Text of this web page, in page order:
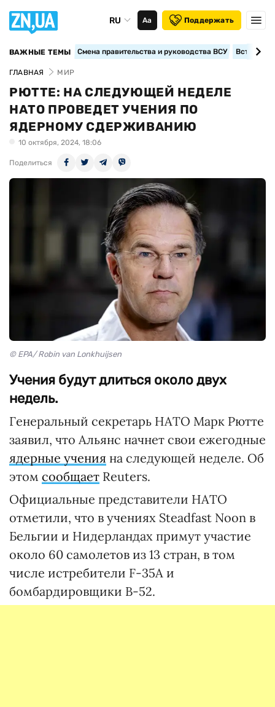
RU Аа Поддержать
ВАЖНЫЕ ТЕМЫ Смена правительства и руководства ВСУ
ГЛАВНАЯ МИР
РЮТТЕ: НА СЛЕДУЮЩЕЙ НЕДЕЛЕ
НАТО ПРОВЕДЕТ УЧЕНИЯ ПО
ЯДЕРНОМУ СДЕРЖИВАНИЮ
10 октября, 2024, 18:06
Поделиться
© EPA/ Robin van Lonkhuijsen
Учения будут длиться около двух
недель.
Генеральный секретарь НАТО Марк Рютте
заявил, что Альянс начнет свои ежегодные
ядерные учения на следующей неделе. Об
этом сообщает Reuters.
Официальные представители НАТО
отметили, что в учениях Steadfast Noon в
Бельгии и Нидерландах примут участие
около 60 самолетов из 13 стран, в том
числе истребители F-35A и
бомбардировщики B-52.